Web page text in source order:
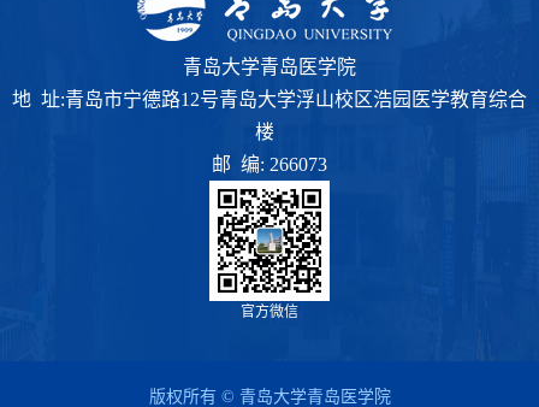
青岛大学青岛医学院
地 址:青岛市宁德路12号青岛大学浮山校区浩园医学教育综合
楼
邮 编: 266073
官方微信
版权所有 © 青岛大学青岛医学院